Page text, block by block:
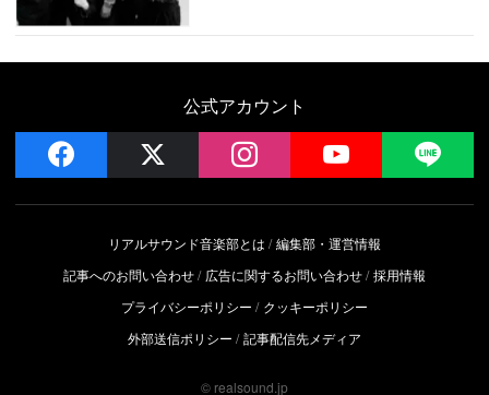
公式アカウント
facebook instagram YouTube
リアルサウンド音楽部とは
編集部・運営情報
記事へのお問い合わせ
広告に関するお問い合わせ 採用情報
プライバシーポリシー
クッキーポリシー
外部送信ポリシー
記事配信先メディア
© realsound.jp